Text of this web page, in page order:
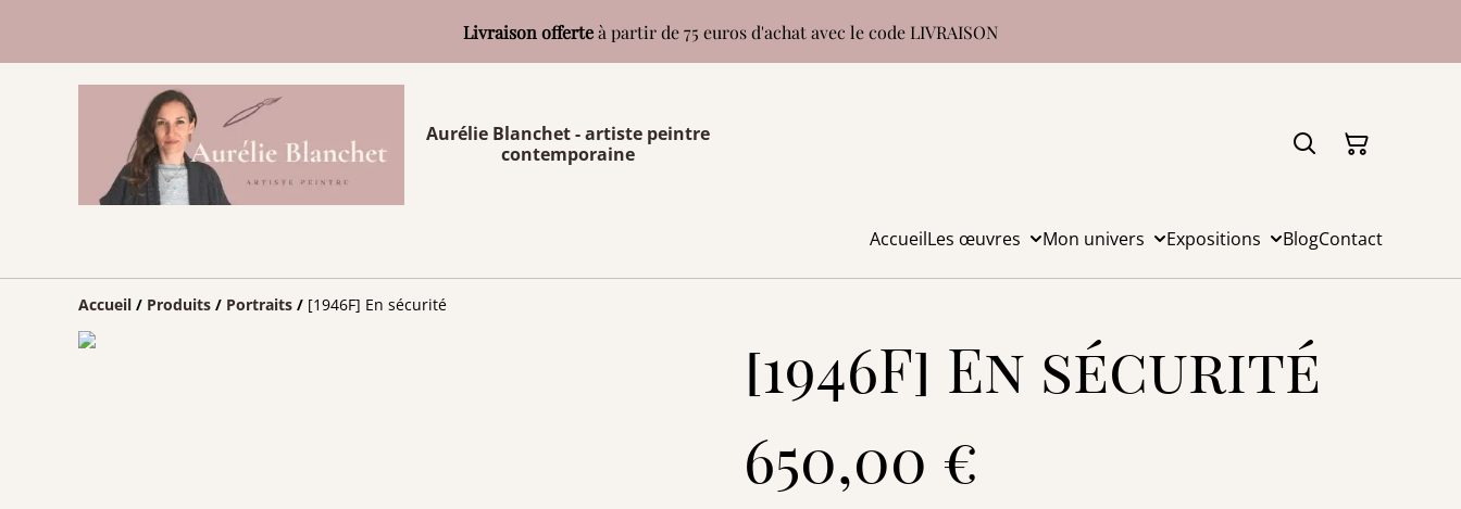
Livraison offerteà partir de 75 euros d'achat avec le code LIVRAISON
Aurélie Blanchet - artiste peintre
contemporaine
AccueilLes œuvres Mon univers Expositions BlogContact
Accueil / Produits / Portraits / [1946F] En sécurité
[1946F] En sécurité
650,00 €